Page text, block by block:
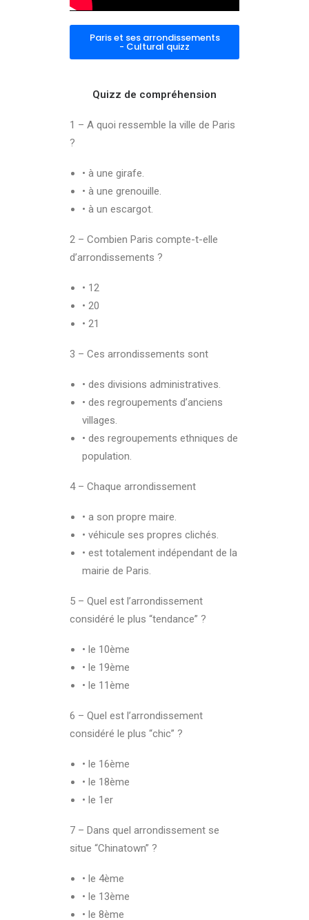
Paris et ses arrondissements
- Cultural quizz
Quizz de compréhension
1 – A quoi ressemble la ville de Paris
?
• à une girafe.
• à une grenouille.
• à un escargot.
2 – Combien Paris compte-t-elle
d’arrondissements ?
• 12
• 20
• 21
3 – Ces arrondissements sont
• des divisions administratives.
• des regroupements d’anciens
villages.
• des regroupements ethniques de
population.
4 – Chaque arrondissement
• a son propre maire.
• véhicule ses propres clichés.
• est totalement indépendant de la
mairie de Paris.
5 – Quel est l’arrondissement
considéré le plus “tendance” ?
• le 10ème
• le 19ème
• le 11ème
6 – Quel est l’arrondissement
considéré le plus “chic” ?
• le 16ème
• le 18ème
• le 1er
7 – Dans quel arrondissement se
situe “Chinatown” ?
• le 4ème
• le 13ème
• le 8ème